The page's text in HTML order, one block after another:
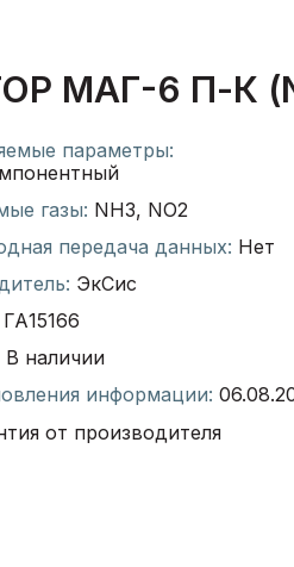
6 П-К
параметры:
газы: NH3, NO2
передача данных: Нет
ЭкСис
ГА15166
В наличии
информации:
от производителя